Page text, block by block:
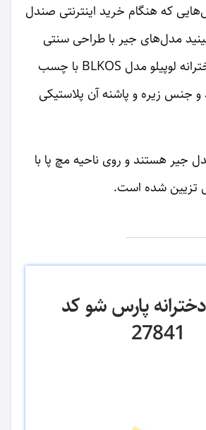
که هنگام خرید اینترنتی صندل
مدل‌های جیر با طراحی سنتی
هستند. صندل دخترانه لوپیلو مدل BLKOS با چسب
جنس زیره و پاشنه آن پلاستیکی
جیر هستند و روی ناحیه مچ پا با
تزیین شده است.
پارس شو کد
27841